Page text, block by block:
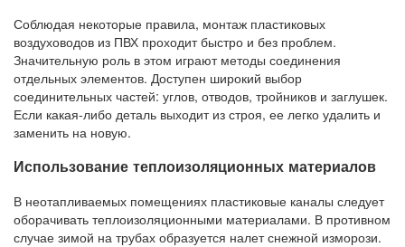
Соблюдая некоторые правила, монтаж пластиковых
воздуховодов из ПВХ проходит быстро и без проблем.
Значительную роль в этом играют методы соединения
отдельных элементов. Доступен широкий выбор
соединительных частей: углов, отводов, тройников и заглушек.
Если какая-либо деталь выходит из строя, ее легко удалить и
заменить на новую.
Использование теплоизоляционных материалов
В неотапливаемых помещениях пластиковые каналы следует
оборачивать теплоизоляционными материалами. В противном
случае зимой на трубах образуется налет снежной изморози.